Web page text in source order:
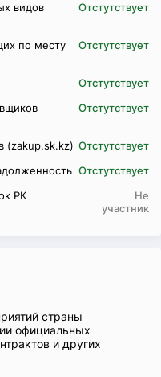
видов
Отстутствует
по месту
Отстутствует
Отстутствует
Отстутствует
(zakup.sk.kz) Отстутствует
Отстутствует
РК
Не
участник
страны
официальных
и других